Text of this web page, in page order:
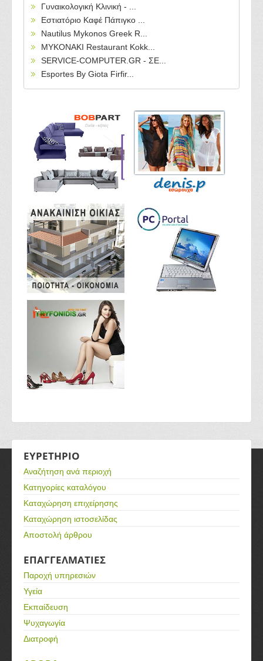
Γυναικολογική Κλινική - ...
Εστιατόριο Καφέ Πάπιγκο ...
Nautilus Mykonos Greek R...
MYKONAKI Restaurant Kokk...
SERVICE-COMPUTER.GR - ΣΕ...
Esportes By Giota Firfir...
ΕΥΡΕΤΗΡΙΟ
Αναζήτηση ανά περιοχή
Κατηγορίες καταλόγου
Καταχώρηση επιχείρησης
Καταχώρηση ιστοσελίδας
Αποστολή άρθρου
ΕΠΑΓΓΕΛΜΑΤΙΕΣ
Παροχή υπηρεσιών
Υγεία
Εκπαίδευση
Ψυχαγωγία
Διατροφή